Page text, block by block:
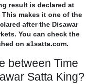
result is declared at
This makes it one of the
after the Disawar
You can check the
on a1satta.com.
between Time
Satta King?